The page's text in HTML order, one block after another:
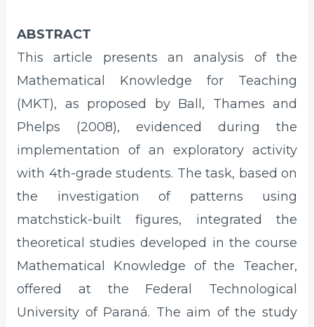
ABSTRACT
This article presents an analysis of the
Mathematical Knowledge for Teaching
(MKT), as proposed by Ball, Thames and
Phelps (2008), evidenced during the
implementation of an exploratory activity
with 4th-grade students. The task, based on
the investigation of patterns using
matchstick-built figures, integrated the
theoretical studies developed in the course
Mathematical Knowledge of the Teacher,
offered at the Federal Technological
University of Paraná. The aim of the study